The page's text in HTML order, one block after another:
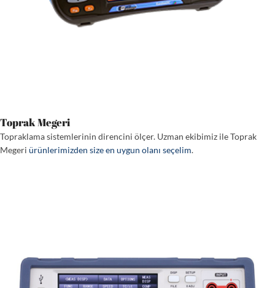
Toprak Megeri
Topraklama sistemlerinin direncini ölçer. Uzman ekibimiz ile Toprak
Megeri ürünlerimizden size en uygun olanı seçelim.